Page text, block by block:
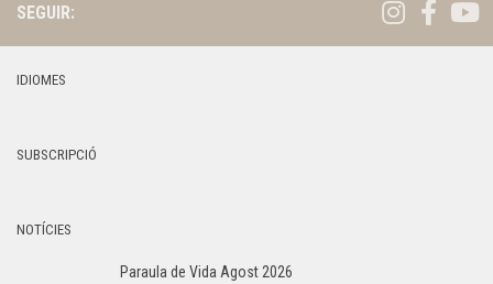
SEGUIR:
IDIOMES
SUBSCRIPCIÓ
NOTÍCIES
Paraula de Vida Agost 2026